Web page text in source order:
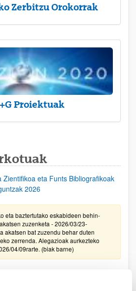
Zerbitzu Orokorrak
Proiektuak
Zientifikoa eta Funts Bibliografikoak
2026
eta baztertutako eskabideen behin-
zuzenketa - 2026/03/23-
akatsen bat zuzendu behar duten
zerrenda. Alegazioak aurkezteko
04/09rarte. (biak barne)
(FECYT) 2026